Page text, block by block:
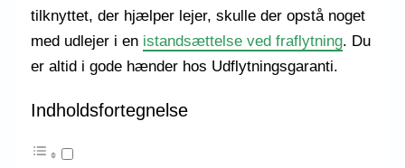
tilknyttet, der hjælper lejer, skulle der opstå noget
med udlejer i en istandsættelse ved fraflytning. Du
er altid i gode hænder hos Udflytningsgaranti.
Indholdsfortegnelse